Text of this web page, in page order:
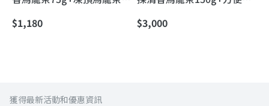
起品台灣原味的幸福｜自然
$1,180
購／多點寄送更划算｜淘氣
$3,000
獲得最新活動和優惠資訊